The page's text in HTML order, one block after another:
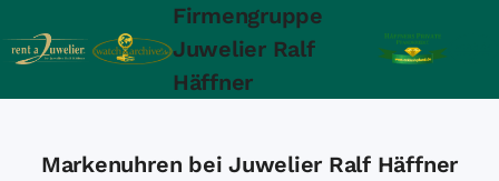
Firmengruppe
Juwelier Ralf
Häffner
Markenuhren bei Juwelier Ralf Häffner